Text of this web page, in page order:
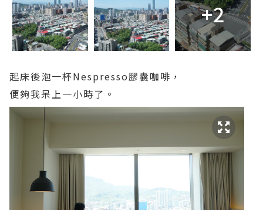
+2
起床後泡一杯Nespresso膠囊咖啡，
便夠我呆上一小時了。